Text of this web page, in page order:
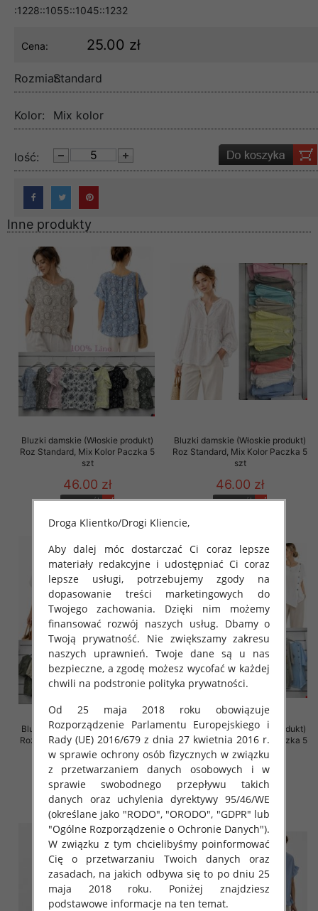
:1228::1055::1045::1232
Cena: 25.00 zł
Rozmiar:Standard
Kolor: Mix kolor
lość:
Inne produkty
Bluzki damskie (Włoskie produkt)
Roz Standard, Mix Kolor Paczka 5
szt
46.00 zł
szczegóły
Bluzki damskie (Włoskie produkt)
Roz Standard, Mix Kolor Paczka 5
szt
46.00 zł
szczegóły
Bluzki damskie (Włoskie produkt)
Roz Standard, Mix Kolor Paczka 5
szt
41.00 zł
szczegóły
Bluzki damskie (Włoskie produkt)
Roz Standard, Mix Kolor Paczka 5
szt
39.00 zł
szczegóły
Droga Klientko/Drogi Kliencie,
Aby dalej móc dostarczać Ci coraz lepsze
materiały redakcyjne i udostępniać Ci coraz
lepsze usługi, potrzebujemy zgody na
dopasowanie treści marketingowych do
Twojego zachowania. Dzięki nim możemy
finansować rozwój naszych usług. Dbamy o
Twoją prywatność. Nie zwiększamy zakresu
naszych uprawnień. Twoje dane są u nas
bezpieczne, a zgodę możesz wycofać w każdej
chwili na podstronie polityka prywatności.
Od 25 maja 2018 roku obowiązuje
Rozporządzenie Parlamentu Europejskiego i
Rady (UE) 2016/679 z dnia 27 kwietnia 2016 r.
w sprawie ochrony osób fizycznych w związku
z przetwarzaniem danych osobowych i w
sprawie swobodnego przepływu takich
danych oraz uchylenia dyrektywy 95/46/WE
(określane jako "RODO", "ORODO", "GDPR" lub
"Ogólne Rozporządzenie o Ochronie Danych").
W związku z tym chcielibyśmy poinformować
Cię o przetwarzaniu Twoich danych oraz
zasadach, na jakich odbywa się to po dniu 25
maja 2018 roku. Poniżej znajdziesz
podstawowe informacje na ten temat.